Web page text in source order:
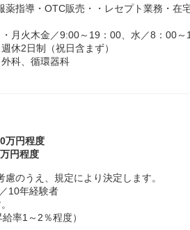
薬指導・OTC販売・・レセプト業務・在
月火木金／9:00～19：00、水／8：00
休2日制（祝日含まず）
科、循環器科
万円程度
円程度
のうえ、規定により決定します。
10年経験者
率1～2％程度）